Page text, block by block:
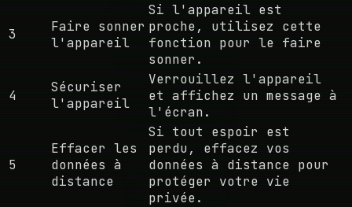
3
Faire sonner
l'appareil
Si l'appareil est
proche, utilisez cette
fonction pour le faire
sonner.
4
Sécuriser
l'appareil
Verrouillez l'appareil
et affichez un message à
l'écran.
5
Effacer les
données à
distance
Si tout espoir est
perdu, effacez vos
données à distance pour
protéger votre vie
privée.